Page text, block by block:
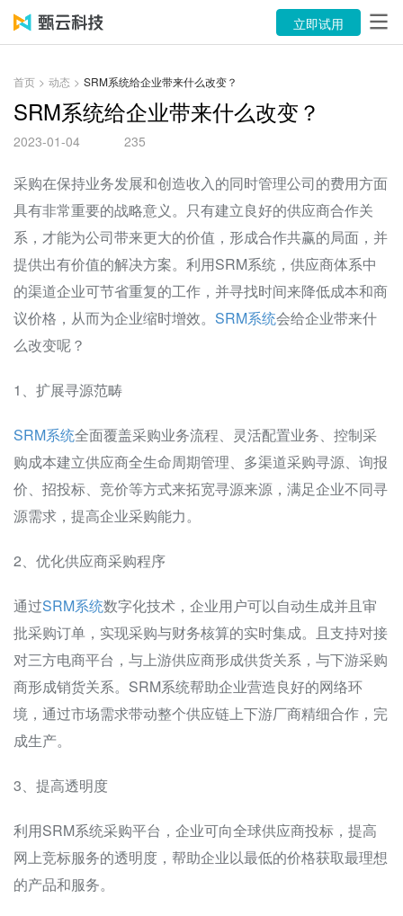
产品
案例
资源中心
关于
语言
立即试用
售前咨询：400-116-6869
立即试用
首页 > 动态 > SRM系统给企业带来什么改变？
SRM系统给企业带来什么改变？
2023-01-04 235
采购在保持业务发展和创造收入的同时管理公司的费用方面
具有非常重要的战略意义。只有建立良好的供应商合作关
系，才能为公司带来更大的价值，形成合作共赢的局面，并
提供出有价值的解决方案。利用SRM系统，供应商体系中
的渠道企业可节省重复的工作，并寻找时间来降低成本和商
议价格，从而为企业缩时增效。 SRM系统会给企业带来什
么改变呢？
1、扩展寻源范畴
SRM系统全面覆盖采购业务流程、灵活配置业务、控制采
购成本建立供应商全生命周期管理、多渠道采购寻源、询报
价、招投标、竞价等方式来拓宽寻源来源，满足企业不同寻
源需求，提高企业采购能力。
2、优化供应商采购程序
通过SRM系统数字化技术，企业用户可以自动生成并且审
批采购订单，实现采购与财务核算的实时集成。且支持对接
对三方电商平台，与上游供应商形成供货关系，与下游采购
商形成销货关系。SRM系统帮助企业营造良好的网络环
境，通过市场需求带动整个供应链上下游厂商精细合作，完
成生产。
3、提高透明度
利用SRM系统采购平台，企业可向全球供应商投标，提高
网上竞标服务的透明度，帮助企业以最低的价格获取最理想
的产品和服务。